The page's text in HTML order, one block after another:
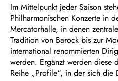
Im Mittelpunkt jeder Saison
Philharmonischen Konzerte in
Mercatorhalle, in denen
Tradition von Barock bis zur
international renommierten
werden. Ergänzt werden diese
Reihe „Profile“, in der sich die